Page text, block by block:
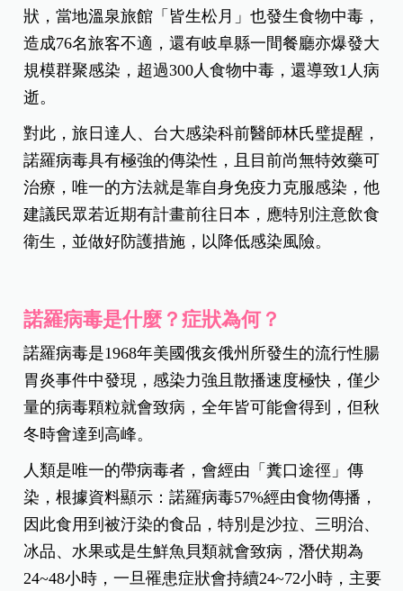
狀，當地溫泉旅館「皆生松月」也發生食物中毒，
造成76名旅客不適，還有岐阜縣一間餐廳亦爆發大
規模群聚感染，超過300人食物中毒，還導致1人病
逝。
對此，旅日達人、台大感染科前醫師林氏璧提醒，
諾羅病毒具有極強的傳染性，且目前尚無特效藥可
治療，唯一的方法就是靠自身免疫力克服感染，他
建議民眾若近期有計畫前往日本，應特別注意飲食
衛生，並做好防護措施，以降低感染風險。
諾羅病毒是什麼？症狀為何？
諾羅病毒是1968年美國俄亥俄州所發生的流行性腸
胃炎事件中發現，感染力強且散播速度極快，僅少
量的病毒顆粒就會致病，全年皆可能會得到，但秋
冬時會達到高峰。
人類是唯一的帶病毒者，會經由「糞口途徑」傳
染，根據資料顯示：諾羅病毒57%經由食物傳播，
因此食用到被汙染的食品，特別是沙拉、三明治、
冰品、水果或是生鮮魚貝類就會致病，潛伏期為
24~48小時，一旦罹患症狀會持續24~72小時，主要